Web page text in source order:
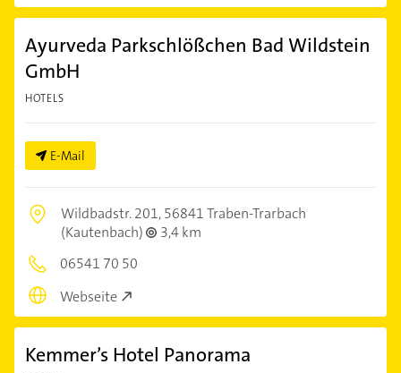
Ayurveda Parkschlößchen Bad Wildstein
GmbH
HOTELS
E-Mail
Wildbadstr. 201,56841 Traben-Trarbach
(Kautenbach)
3,4 km
06541 70 50
Webseite
Kemmer’s Hotel Panorama